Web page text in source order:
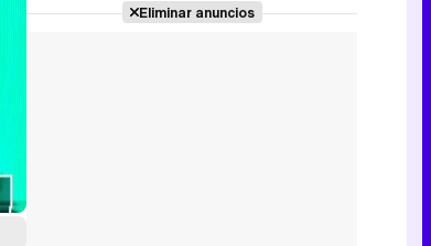
Eliminar anuncios